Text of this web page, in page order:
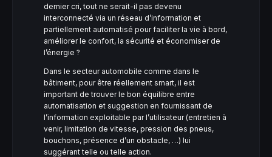
dernier cri, tout ne serait-il pas devenu
interconnecté via un réseau d’information et
partiellement automatisé pour faciliter la vie à bord,
améliorer le confort, la sécurité et économiser de
l’énergie ?
Dans le secteur automobile comme dans le
bâtiment, pour être réellement smart, il est
important de trouver le bon équilibre entre
automatisation et suggestion en fournissant de
l’information exploitable par l’utilisateur (entretien à
venir, limitation de vitesse, pression des pneus,
bouchons, présence d’un obstacle, …) lui
suggérant telle ou telle action.